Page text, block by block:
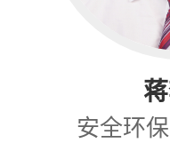
安全环